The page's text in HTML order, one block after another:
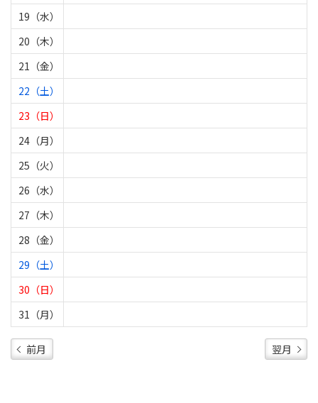
19（水）
20（木）
21（金）
22（土）
23（日）
24（月）
25（火）
26（水）
27（木）
28（金）
29（土）
30（日）
31（月）
前月 翌月